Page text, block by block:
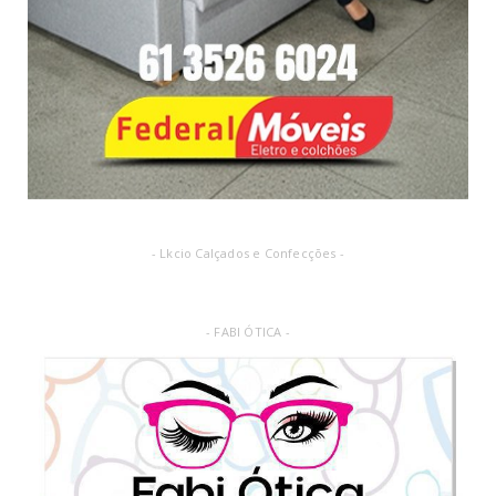
- Lkcio Calçados e Confecções -
- FABI ÓTICA -